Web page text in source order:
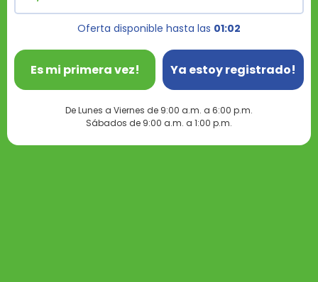
Oferta disponible hasta las 01:02
Es mi primera vez! Ya estoy registrado!
De Lunes a Viernes de 9:00 a.m. a 6:00 p.m.
Sábados de 9:00 a.m. a 1:00 p.m.